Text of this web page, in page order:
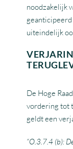
noodzakelijk
uiteindelijk
De Hoge
vordering tot
geldt een
“O.3.7.4 (b):